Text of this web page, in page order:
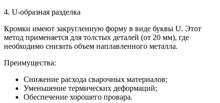
4. U-образная разделка
Кромки имеют закругленную форму в виде буквы U. Этот
метод применяется для толстых деталей (от 20 мм), где
необходимо снизить объем наплавленного металла.
Преимущества:
Снижение расхода сварочных материалов;
Уменьшение термических деформаций;
Обеспечение хорошего провара.